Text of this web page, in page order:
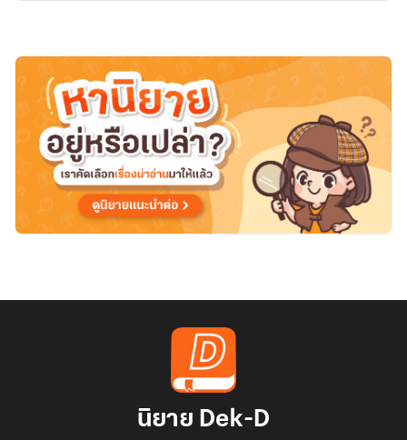
ราชินี
อาภัพ
นิยาย Dek-D